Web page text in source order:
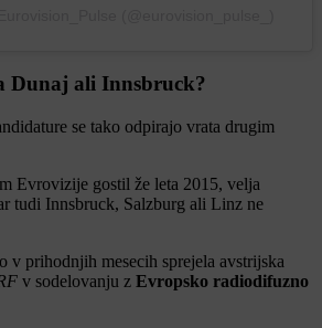
Dunaj ali Innsbruck?
se tako odpirajo vrata drugim
Evrovizije gostil že leta 2015, velja
tudi Innsbruck, Salzburg ali Linz ne
v prihodnjih mesecih sprejela avstrijska
v sodelovanju z Evropsko radiodifuzno